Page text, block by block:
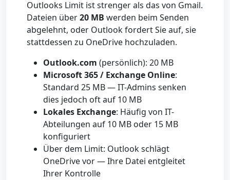
Outlooks Limit ist strenger als das von Gmail.
Dateien über20 MB werden beim Senden
abgelehnt, oder Outlook fordert Sie auf, sie
stattdessen zu OneDrive hochzuladen.
Outlook.com (persönlich): 20 MB
Microsoft 365 / Exchange Online:
Standard 25 MB — IT-Admins senken
dies jedoch oft auf 10 MB
Lokales Exchange: Häufig von IT-
Abteilungen auf 10 MB oder 15 MB
konfiguriert
Über dem Limit: Outlook schlägt
OneDrive vor — Ihre Datei entgleitet
Ihrer Kontrolle